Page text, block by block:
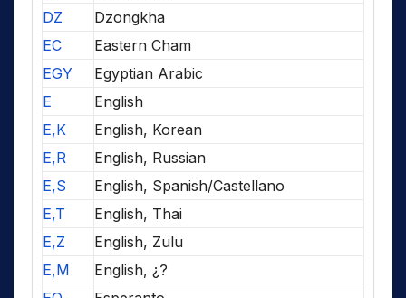
DZ
Dzongkha
EC
Eastern Cham
EGY
Egyptian Arabic
E
English
E,K
English, Korean
E,R
English, Russian
E,S
English, Spanish/Castellano
E,T
English, Thai
E,Z
English, Zulu
E,M
English, ¿?